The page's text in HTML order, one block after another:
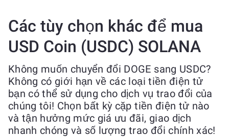
Các tùy chọn khác để mua
USD Coin (USDC) SOLANA
Không muốn chuyển đổi DOGE sang USDC?
Không có giới hạn về các loại tiền điện tử
bạn có thể sử dụng cho dịch vụ trao đổi của
chúng tôi! Chọn bất kỳ cặp tiền điện tử nào
và tận hưởng mức giá ưu đãi, giao dịch
nhanh chóng và số lượng trao đổi chính xác!